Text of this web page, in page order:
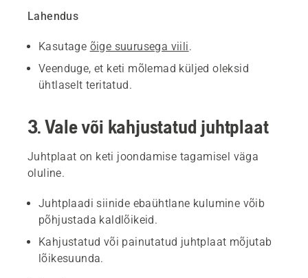
Lahendus
Kasutage õige suurusega viili.
Veenduge, et keti mõlemad küljed oleksid
ühtlaselt teritatud.
3. Vale või kahjustatud juhtplaat
Juhtplaat on keti joondamise tagamisel väga
oluline.
Juhtplaadi siinide ebaühtlane kulumine võib
põhjustada kaldlõikeid.
Kahjustatud või painutatud juhtplaat mõjutab
lõikesuunda.